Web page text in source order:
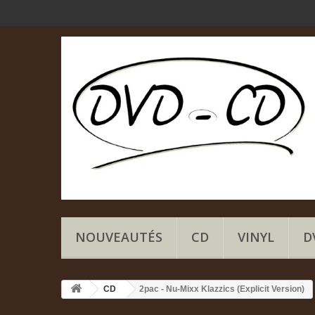
NOUVEAUTÉS CD VINYL
CD 2pac - Nu-Mixx Klazzics (Explicit Version)